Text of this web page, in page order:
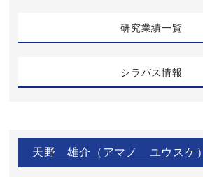
研究業績一覧
シラバス情報
天野 雄介（アマノ ユウスケ）